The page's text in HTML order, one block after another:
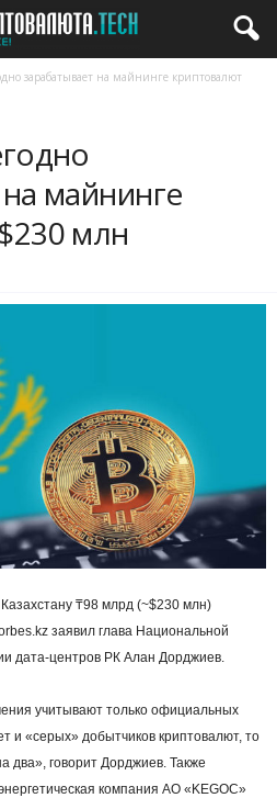
зарабатывает на майнинге криптовалют
майнинге
млн
₸98 млрд (~$230 млн)
заявил глава Национальной
дата-центров РК Алан Дорджиев.
учитывают только официальных
и «серых» добытчиков криптовалют, то
два», говорит Дорджиев. Также
компания АО «KEGOC»